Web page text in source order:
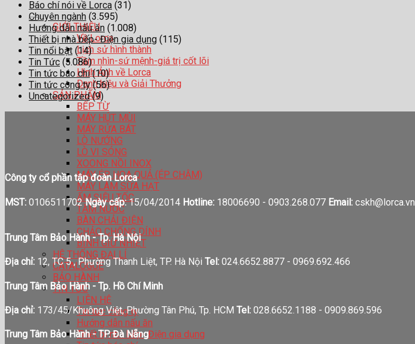
GIỚI THIỆU
Về Lorca
Lịch sử hình thành
Tầm nhìn-sứ mệnh-giá trị cốt lõi
Hình Ảnh về Lorca
Danh hiệu và Giải Thưởng
SẢN PHẨM
BẾP TỪ
MÁY HÚT MÙI
MÁY RỬA BÁT
LÒ NƯỚNG
LÒ VI SÓNG
XOONG NỒI INOX
MÁY ÉP HOA QUẢ (ÉP CHẬM)
MÁY LÀM SỮA HẠT
ẤM SIÊU TỐC
TĂM NƯỚC
BÀN CHẢI ĐIỆN
CHẢO CHỐNG DÍNH
BÌNH GIỮ NHIỆT
HỆ THỐNG ĐẠI LÍ
CATALOGUE
BẢO HÀNH
TIN TỨC
LIÊN HỆ
Tin tức công ty
Hướng dẫn nấu ăn
Thiết bị nhà bếp- Điện gia dụng
Báo chí nói về Lorca (31)
Chuyên ngành (3.595)
Hướng dẫn nấu ăn (1.008)
Thiết bị nhà bếp- Điện gia dụng (115)
Tin nổi bật (14)
Tin Tức (5.086)
Tin tức báo chí(10)
Tin tức công ty(56)
Uncategorized(9)
Công ty cổ phần tập đoàn Lorca
MST: 0106511702Ngày cấp:15/04/2014 Hotline: 18006690 - 0903.268.077 Email: cskh@lorca.vn
Trung Tâm Bảo Hành - Tp. Hà Nội
Địa chỉ: 12, TC 5 , Phường Thanh Liệt, TP. Hà Nội Tel: 024.6652.8877 - 0969.692.466
Trung Tâm Bảo Hành - Tp. Hồ Chí Minh
Địa chỉ: 173/45/Khuông Việt, Phường Tân Phú, Tp. HCM Tel: 028.6652.1188 - 0909.869.596
Trung Tâm Bảo Hành - TP. Đà Nẵng